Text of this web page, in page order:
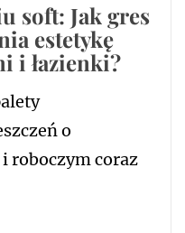
soft: Jak gres
estetykę
i łazienki?
o
roboczym coraz